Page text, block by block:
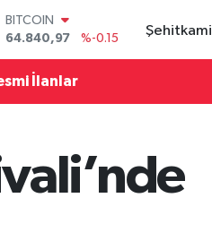
DOLAR
47,7436
%0.18
EURO
55,2510
BİST100
13.779
Şehitkamil
İlanlar